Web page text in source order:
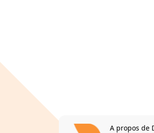
A propos de